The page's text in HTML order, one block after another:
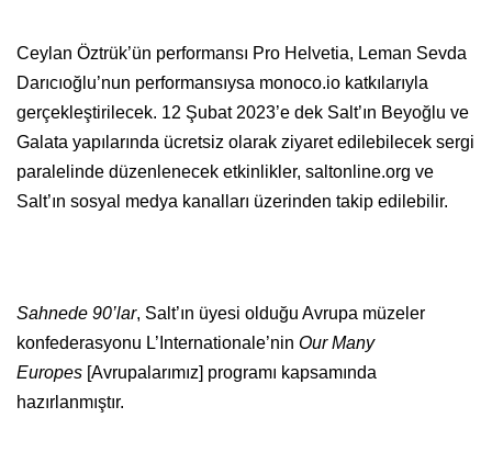
Ceylan Öztrük’ün performansı Pro Helvetia, Leman Sevda
Darıcıoğlu’nun performansıysa monoco.io katkılarıyla
gerçekleştirilecek. 12 Şubat 2023’e dek Salt’ın Beyoğlu ve
Galata yapılarında ücretsiz olarak ziyaret edilebilecek sergi
paralelinde düzenlenecek etkinlikler, saltonline.org ve
Salt’ın sosyal medya kanalları üzerinden takip edilebilir.
Sahnede 90’lar, Salt’ın üyesi olduğu Avrupa müzeler
konfederasyonu L’Internationale’ninOur Many
Europes [Avrupalarımız] programı kapsamında
hazırlanmıştır.